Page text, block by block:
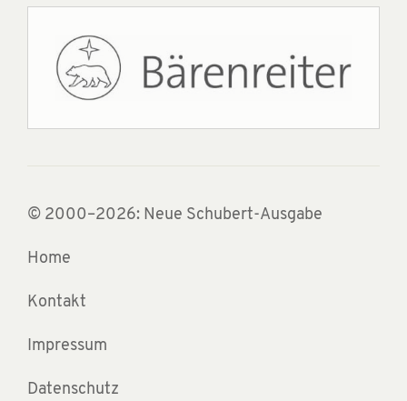
© 2000–2026: Neue Schubert-Ausgabe
Home
Kontakt
Impressum
Datenschutz